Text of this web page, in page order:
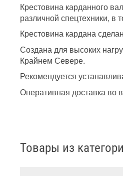
Крестовина карданного
различной спецтехники, в
Крестовина кардана
Создана для высоких
Крайнем Севере.
Рекомендуется
Оперативная доставка во
Товары из